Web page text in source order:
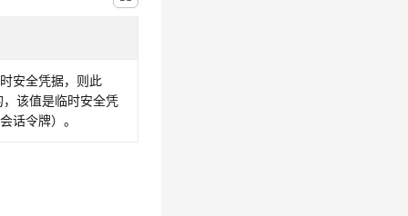
安全凭据，则此
该值是临时安全凭
话令牌）。